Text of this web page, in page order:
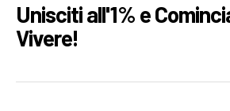
Unisciti all'1% e
Vivere!